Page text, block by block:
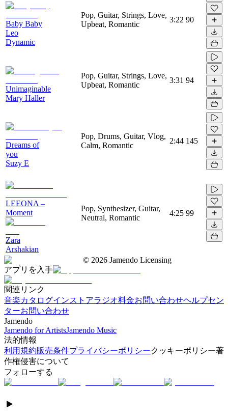
Baby Baby
Leo
Dynamic
Pop, Guitar, Strings, Love,
Upbeat, Romantic
3:22 90
Unimaginable
Mary Haller
Pop, Guitar, Strings, Love,
Upbeat, Romantic
3:31 94
Dreams of
you
Suzy E
Pop, Drums, Guitar, Vlog,
Calm, Romantic
2:44 145
LEEONA –
Moment
Zara
Arshakian
Pop, Synthesizer, Guitar,
Neutral, Romantic
4:25 99
© 2026 Jamendo Licensing
アプリを入手
関連リンク
音楽カタログインストアラジオ料金お問い合わせヘルプセン
ターお問い合わせ
Jamendo
Jamendo for ArtistsJamendo Music
法的情報
利用規約販売条件プライバシーポリシークッキーポリシー著
作権侵害について
フォローする